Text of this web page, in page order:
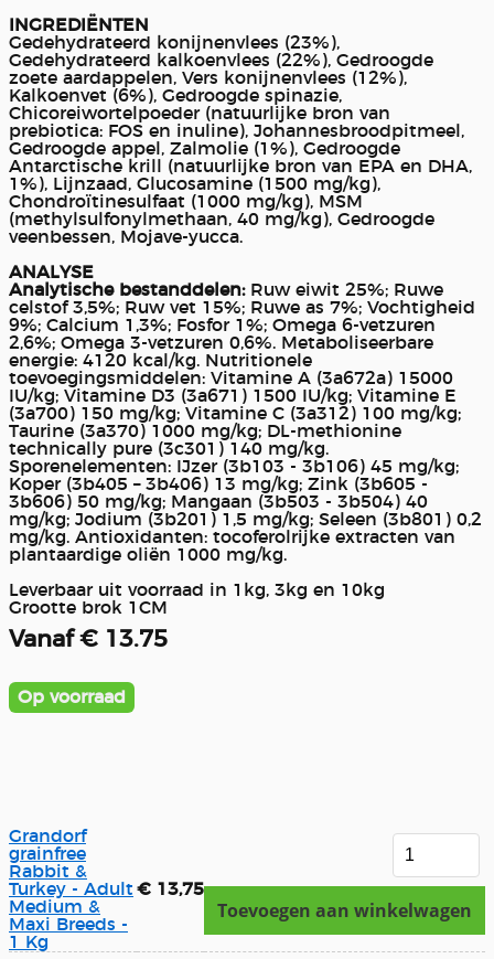
INGREDIËNTEN
Gedehydrateerd konijnenvlees (23%),
Gedehydrateerd kalkoenvlees (22%), Gedroogde
zoete aardappelen, Vers konijnenvlees (12%),
Kalkoenvet (6%), Gedroogde spinazie,
Chicoreiwortelpoeder (natuurlijke bron van
prebiotica: FOS en inuline), Johannesbroodpitmeel,
Gedroogde appel, Zalmolie (1%), Gedroogde
Antarctische krill (natuurlijke bron van EPA en DHA,
1%), Lijnzaad, Glucosamine (1500 mg/kg),
Chondroïtinesulfaat (1000 mg/kg), MSM
(methylsulfonylmethaan, 40 mg/kg), Gedroogde
veenbessen, Mojave-yucca.
ANALYSE
Analytische bestanddelen: Ruw eiwit 25%; Ruwe
celstof 3,5%; Ruw vet 15%; Ruwe as 7%; Vochtigheid
9%; Calcium 1,3%; Fosfor 1%; Omega 6-vetzuren
2,6%; Omega 3-vetzuren 0,6%. Metaboliseerbare
energie: 4120 kcal/kg. Nutritionele
toevoegingsmiddelen: Vitamine A (3a672a) 15000
IU/kg; Vitamine D3 (3a671) 1500 IU/kg; Vitamine E
(3a700) 150 mg/kg; Vitamine C (3a312) 100 mg/kg;
Taurine (3a370) 1000 mg/kg; DL-methionine
technically pure (3c301) 140 mg/kg.
Sporenelementen: IJzer (3b103 - 3b106) 45 mg/kg;
Koper (3b405 – 3b406) 13 mg/kg; Zink (3b605 -
3b606) 50 mg/kg; Mangaan (3b503 - 3b504) 40
mg/kg; Jodium (3b201) 1,5 mg/kg; Seleen (3b801) 0,2
mg/kg. Antioxidanten: tocoferolrijke extracten van
plantaardige oliën 1000 mg/kg.
Leverbaar uit voorraad in 1kg, 3kg en 10kg
Grootte brok 1CM
Vanaf € 13.75
Op voorraad
Grandorf
grainfree
Rabbit &
Turkey - Adult
Medium &
Maxi Breeds -
1 Kg
€ 13,75
Toevoegen aan winkelwagen